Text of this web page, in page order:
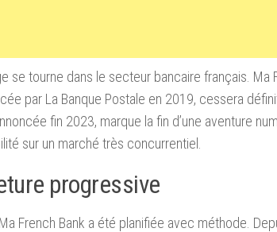
se tourne dans le secteur bancaire français. Ma
par La Banque Postale en 2019, cessera
fin 2023, marque la fin d’une aventure
sur un marché très concurrentiel.
progressive
French Bank a été planifiée avec méthode.